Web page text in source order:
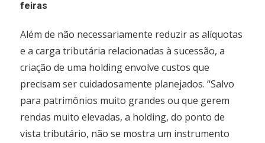
feiras
Além de não necessariamente reduzir as alíquotas
e a carga tributária relacionadas à sucessão, a
criação de uma holding envolve custos que
precisam ser cuidadosamente planejados. “Salvo
para patrimônios muito grandes ou que gerem
rendas muito elevadas, a holding, do ponto de
vista tributário, não se mostra um instrumento